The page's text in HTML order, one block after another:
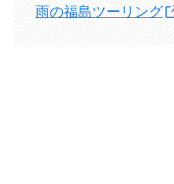
雨の福島ツーリング